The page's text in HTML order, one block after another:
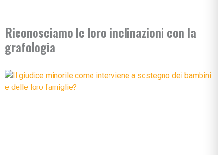
Riconosciamo le loro inclinazioni con la
grafologia